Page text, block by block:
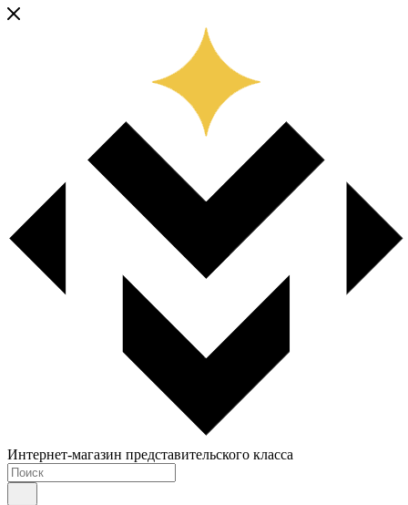
Интернет-магазин представительского класса